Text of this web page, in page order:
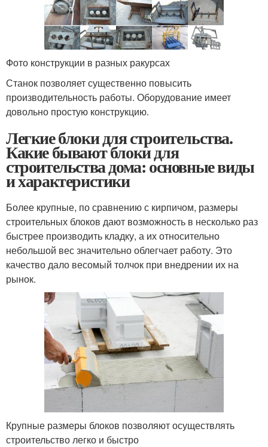
Фото конструкции в разных ракурсах
Станок позволяет существенно повысить
производительность работы. Оборудование имеет
довольно простую конструкцию.
Легкие блоки для строительства.
Какие бывают блоки для
строительства дома: основные виды
и характеристики
Более крупные, по сравнению с кирпичом, размеры
строительных блоков дают возможность в несколько раз
быстрее производить кладку, а их относительно
небольшой вес значительно облегчает работу. Это
качество дало весомый толчок при внедрении их на
рынок.
Крупные размеры блоков позволяют осуществлять
строительство легко и быстро